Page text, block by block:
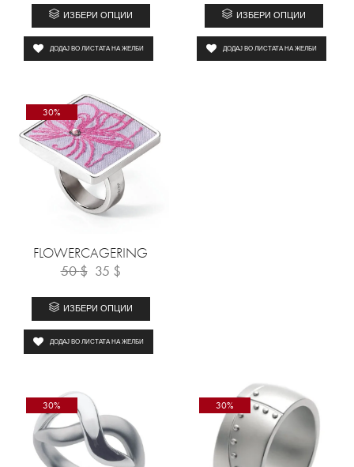
ИЗБЕРИ ОПЦИИ
ДОДАЈ ВО ЛИСТАТА НА ЖЕЛБИ
ИЗБЕРИ ОПЦИИ
ДОДАЈ ВО ЛИСТАТА НА ЖЕЛБИ
30%
FLOWERCAGERING
50$ 35 $
ИЗБЕРИ ОПЦИИ
ДОДАЈ ВО ЛИСТАТА НА ЖЕЛБИ
30% 30%